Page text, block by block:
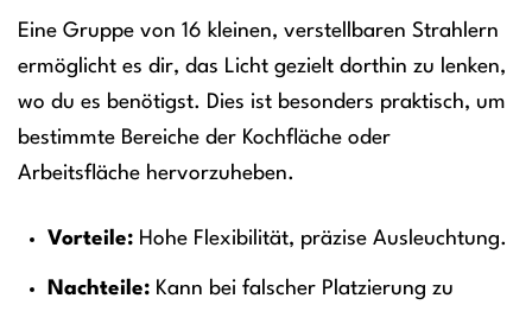
Eine Gruppe von 16 kleinen, verstellbaren Strahlern
ermöglicht es dir, das Licht gezielt dorthin zu lenken,
wo du es benötigst. Dies ist besonders praktisch, um
bestimmte Bereiche der Kochfläche oder
Arbeitsfläche hervorzuheben.
Vorteile:Hohe Flexibilität, präzise Ausleuchtung.
Nachteile:Kann bei falscher Platzierung zu